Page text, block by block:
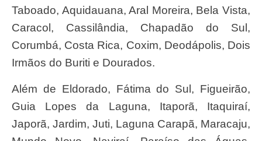
Taboado, Aquidauana, Aral Moreira, Bela Vista,
Caracol, Cassilândia, Chapadão do Sul,
Corumbá, Costa Rica, Coxim, Deodápolis, Dois
Irmãos do Buriti e Dourados.
Além de Eldorado, Fátima do Sul, Figueirão,
Guia Lopes da Laguna, Itaporã, Itaquiraí,
Japorã, Jardim, Juti, Laguna Carapã, Maracaju,